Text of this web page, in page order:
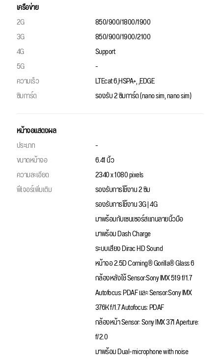
เครือข่าย
2G
850/900/1800/1900
3G
850/900/1900/2100
4G
Support
5G
-
ความเร็ว
LTEcat 6,HSPA+, ,EDGE
ซิมการ์ด
รองรับ 2 ซิมการ์ด (nano sim, nano sim)
หน้าจอแสดงผล
ประเภท
-
ขนาดหน้าจอ
6.41 นิ้ว
ความละเอียด
2340 x 1080 pixels
ฟีเจอร์เพิ่มเติม
รองรับการใช้งาน 2 ซิม
รองรับการใช้งาน 3G | 4G
มาพร้อมกับเซนเซอร์สแกนลายนิ้วมือ
มาพร้อม Dash Charge
ระบบเสียง Dirac HD Sound
หน้าจอ 2.5D Corning® Gorilla® Glass 6
กล้องหลังใช้ Sensor:Sony IMX 519 f/1.7
Autofocus: PDAF และ Sensor:Sony IMX
376K f/1.7 Autofocus: PDAF
กล้องหน้า Sensor: Sony IMX 371 Aperture:
f/2.0
มาพร้อม Dual-microphone with noise